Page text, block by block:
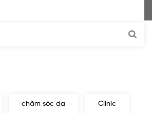
chăm sóc da Clinic